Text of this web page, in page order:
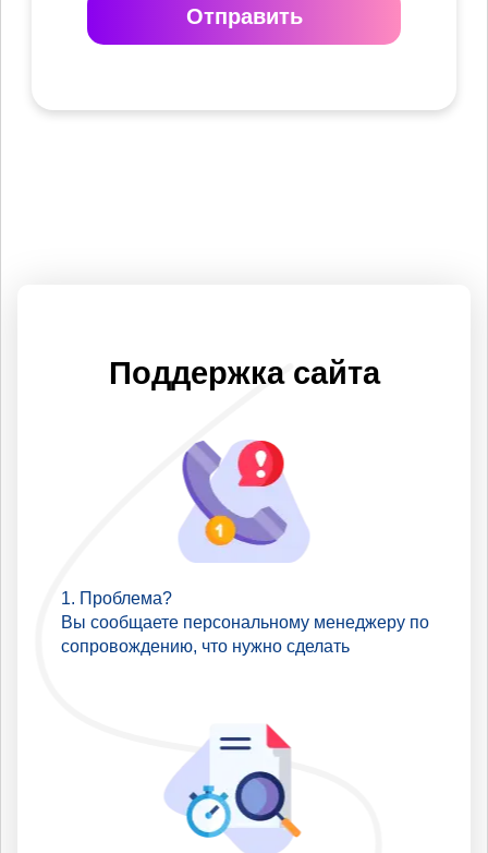
Отправить
Поддержка сайта
Проблема?
Вы сообщаете персональному менеджеру по
сопровождению, что нужно сделать